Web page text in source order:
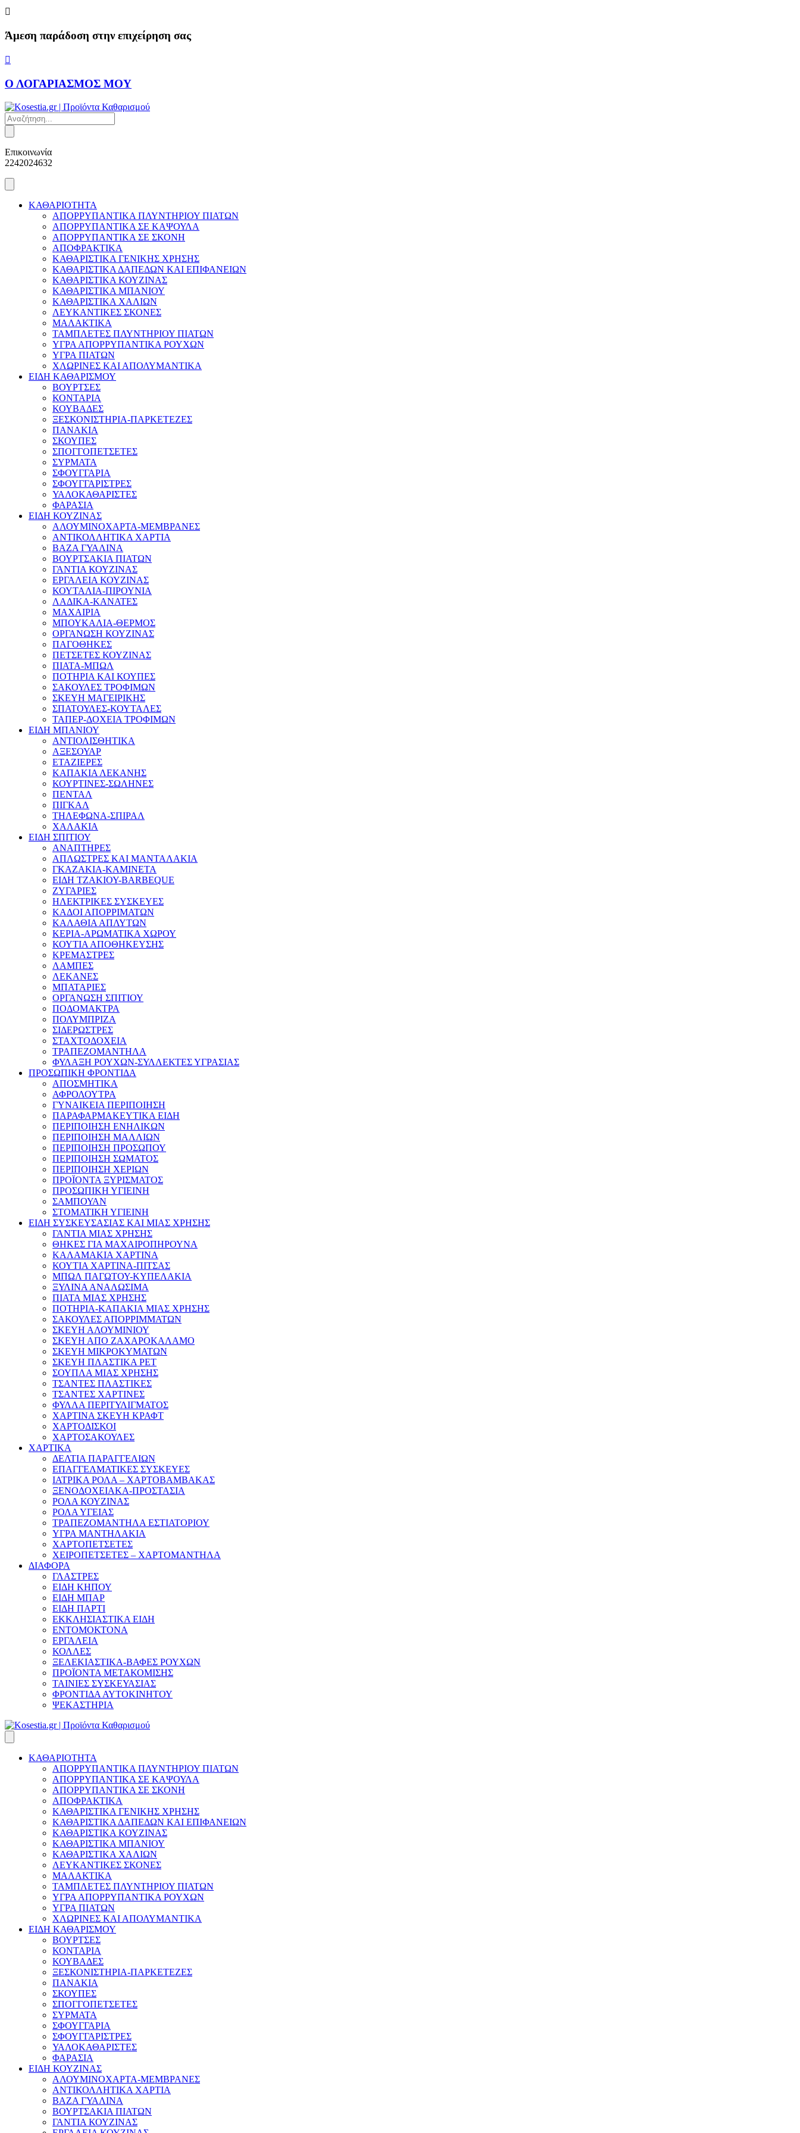
Skip
content
Άμεση παράδοση στην επιχείρηση σας
Ο ΛΟΓΑΡΙΑΣΜΟΣ ΜΟΥ
Products
search
Επικοινωνία
2242024632
ΚΑΘΑΡΙΟΤΗΤΑ
ΑΠΟΡΡΥΠΑΝΤΙΚΑ ΠΛΥΝΤΗΡΙΟΥ ΠΙΑΤΩΝ
ΑΠΟΡΡΥΠΑΝΤΙΚΑ ΣΕ ΚΑΨΟΥΛΑ
ΑΠΟΡΡΥΠΑΝΤΙΚΑ ΣΕ ΣΚΟΝΗ
ΑΠΟΦΡΑΚΤΙΚΑ
ΚΑΘΑΡΙΣΤΙΚΑ ΓΕΝΙΚΗΣ ΧΡΗΣΗΣ
ΚΑΘΑΡΙΣΤΙΚΑ ΔΑΠΕΔΩΝ ΚΑΙ ΕΠΙΦΑΝΕΙΩΝ
ΚΑΘΑΡΙΣΤΙΚΑ ΚΟΥΖΙΝΑΣ
ΚΑΘΑΡΙΣΤΙΚΑ ΜΠΑΝΙΟΥ
ΚΑΘΑΡΙΣΤΙΚΑ ΧΑΛΙΩΝ
ΛΕΥΚΑΝΤΙΚΕΣ ΣΚΟΝΕΣ
ΜΑΛΑΚΤΙΚΑ
ΤΑΜΠΛΕΤΕΣ ΠΛΥΝΤΗΡΙΟΥ ΠΙΑΤΩΝ
ΥΓΡΑ ΑΠΟΡΡΥΠΑΝΤΙΚΑ ΡΟΥΧΩΝ
ΥΓΡΑ ΠΙΑΤΩΝ
ΧΛΩΡΙΝΕΣ ΚΑΙ ΑΠΟΛΥΜΑΝΤΙΚΑ
ΕΙΔΗ ΚΑΘΑΡΙΣΜΟΥ
ΒΟΥΡΤΣΕΣ
ΚΟΝΤΑΡΙΑ
ΚΟΥΒΑΔΕΣ
ΞΕΣΚΟΝΙΣΤΗΡΙΑ-ΠΑΡΚΕΤΕΖΕΣ
ΠΑΝΑΚΙΑ
ΣΚΟΥΠΕΣ
ΣΠΟΓΓΟΠΕΤΣΕΤΕΣ
ΣΥΡΜΑΤΑ
ΣΦΟΥΓΓΑΡΙΑ
ΣΦΟΥΓΓΑΡΙΣΤΡΕΣ
ΥΑΛΟΚΑΘΑΡΙΣΤΕΣ
ΦΑΡΑΣΙΑ
ΕΙΔΗ ΚΟΥΖΙΝΑΣ
ΑΛΟΥΜΙΝΟΧΑΡΤΑ-ΜΕΜΒΡΑΝΕΣ
ΑΝΤΙΚΟΛΛΗΤΙΚΑ ΧΑΡΤΙΑ
ΒΑΖΑ ΓΥΑΛΙΝΑ
ΒΟΥΡΤΣΑΚΙΑ ΠΙΑΤΩΝ
ΓΑΝΤΙΑ ΚΟΥΖΙΝΑΣ
ΕΡΓΑΛΕΙΑ ΚΟΥΖΙΝΑΣ
ΚΟΥΤΑΛΙΑ-ΠΙΡΟΥΝΙΑ
ΛΑΔΙΚΑ-ΚΑΝΑΤΕΣ
ΜΑΧΑΙΡΙΑ
ΜΠΟΥΚΑΛΙΑ-ΘΕΡΜΟΣ
ΟΡΓΑΝΩΣΗ ΚΟΥΖΙΝΑΣ
ΠΑΓΟΘΗΚΕΣ
ΠΕΤΣΕΤΕΣ ΚΟΥΖΙΝΑΣ
ΠΙΑΤΑ-ΜΠΩΛ
ΠΟΤΗΡΙΑ ΚΑΙ ΚΟΥΠΕΣ
ΣΑΚΟΥΛΕΣ ΤΡΟΦΙΜΩΝ
ΣΚΕΥΗ ΜΑΓΕΙΡΙΚΗΣ
ΣΠΑΤΟΥΛΕΣ-ΚΟΥΤΑΛΕΣ
ΤΑΠΕΡ-ΔΟΧΕΙΑ ΤΡΟΦΙΜΩΝ
ΕΙΔΗ ΜΠΑΝΙΟΥ
ΑΝΤΙΟΛΙΣΘΗΤΙΚΑ
ΑΞΕΣΟΥΑΡ
ΕΤΑΖΙΕΡΕΣ
ΚΑΠΑΚΙΑ ΛΕΚΑΝΗΣ
ΚΟΥΡΤΙΝΕΣ-ΣΩΛΗΝΕΣ
ΠΕΝΤΑΛ
ΠΙΓΚΑΛ
ΤΗΛΕΦΩΝΑ-ΣΠΙΡΑΛ
ΧΑΛΑΚΙΑ
ΕΙΔΗ ΣΠΙΤΙΟΥ
ΑΝΑΠΤΗΡΕΣ
ΑΠΛΩΣΤΡΕΣ ΚΑΙ ΜΑΝΤΑΛΑΚΙΑ
ΓΚΑΖΑΚΙΑ-ΚΑΜΙΝΕΤΑ
ΕΙΔΗ ΤΖΑΚΙΟΥ-BARBEQUE
ΖΥΓΑΡΙΕΣ
ΗΛΕΚΤΡΙΚΕΣ ΣΥΣΚΕΥΕΣ
ΚΑΔΟΙ ΑΠΟΡΡΙΜΑΤΩΝ
ΚΑΛΑΘΙΑ ΑΠΛΥΤΩΝ
ΚΕΡΙΑ-ΑΡΩΜΑΤΙΚΑ ΧΩΡΟΥ
ΚΟΥΤΙΑ ΑΠΟΘΗΚΕΥΣΗΣ
ΚΡΕΜΑΣΤΡΕΣ
ΛΑΜΠΕΣ
ΛΕΚΑΝΕΣ
ΜΠΑΤΑΡΙΕΣ
ΟΡΓΑΝΩΣΗ ΣΠΙΤΙΟΥ
ΠΟΔΟΜΑΚΤΡΑ
ΠΟΛΥΜΠΡΙΖΑ
ΣΙΔΕΡΩΣΤΡΕΣ
ΣΤΑΧΤΟΔΟΧΕΙΑ
ΤΡΑΠΕΖΟΜΑΝΤΗΛΑ
ΦΥΛΑΞΗ ΡΟΥΧΩΝ-ΣΥΛΛΕΚΤΕΣ ΥΓΡΑΣΙΑΣ
ΠΡΟΣΩΠΙΚΗ ΦΡΟΝΤΙΔΑ
ΑΠΟΣΜΗΤΙΚΑ
ΑΦΡΟΛΟΥΤΡΑ
ΓΥΝΑΙΚΕΙΑ ΠΕΡΙΠΟΙΗΣΗ
ΠΑΡΑΦΑΡΜΑΚΕΥΤΙΚΑ ΕΙΔΗ
ΠΕΡΙΠΟΙΗΣΗ ΕΝΗΛΙΚΩΝ
ΠΕΡΙΠΟΙΗΣΗ ΜΑΛΛΙΩΝ
ΠΕΡΙΠΟΙΗΣΗ ΠΡΟΣΩΠΟΥ
ΠΕΡΙΠΟΙΗΣΗ ΣΩΜΑΤΟΣ
ΠΕΡΙΠΟΙΗΣΗ ΧΕΡΙΩΝ
ΠΡΟΪΟΝΤΑ ΞΥΡΙΣΜΑΤΟΣ
ΠΡΟΣΩΠΙΚΗ ΥΓΙΕΙΝΗ
ΣΑΜΠΟΥΑΝ
ΣΤΟΜΑΤΙΚΗ ΥΓΙΕΙΝΗ
ΕΙΔΗ ΣΥΣΚΕΥΣΑΣΙΑΣ ΚΑΙ ΜΙΑΣ ΧΡΗΣΗΣ
ΓΑΝΤΙΑ ΜΙΑΣ ΧΡΗΣΗΣ
ΘΗΚΕΣ ΓΙΑ ΜΑΧΑΙΡΟΠΗΡΟΥΝΑ
ΚΑΛΑΜΑΚΙΑ ΧΑΡΤΙΝΑ
ΚΟΥΤΙΑ ΧΑΡΤΙΝΑ-ΠΙΤΣΑΣ
ΜΠΩΛ ΠΑΓΩΤΟΥ-ΚΥΠΕΛΑΚΙΑ
ΞΥΛΙΝΑ ΑΝΑΛΩΣΙΜΑ
ΠΙΑΤΑ ΜΙΑΣ ΧΡΗΣΗΣ
ΠΟΤΗΡΙΑ-ΚΑΠΑΚΙΑ ΜΙΑΣ ΧΡΗΣΗΣ
ΣΑΚΟΥΛΕΣ ΑΠΟΡΡΙΜΜΑΤΩΝ
ΣΚΕΥΗ ΑΛΟΥΜΙΝΙΟΥ
ΣΚΕΥΗ ΑΠΟ ΖΑΧΑΡΟΚΑΛΑΜΟ
ΣΚΕΥΗ ΜΙΚΡΟΚΥΜΑΤΩΝ
ΣΚΕΥΗ ΠΛΑΣΤΙΚΑ PET
ΣΟΥΠΛΑ ΜΙΑΣ ΧΡΗΣΗΣ
ΤΣΑΝΤΕΣ ΠΛΑΣΤΙΚΕΣ
ΤΣΑΝΤΕΣ ΧΑΡΤΙΝΕΣ
ΦΥΛΛΑ ΠΕΡΙΤΥΛΙΓΜΑΤΟΣ
ΧΑΡΤΙΝΑ ΣΚΕΥΗ ΚΡΑΦΤ
ΧΑΡΤΟΔΙΣΚΟΙ
ΧΑΡΤΟΣΑΚΟΥΛΕΣ
ΧΑΡΤΙΚΑ
ΔΕΛΤΙΑ ΠΑΡΑΓΓΕΛΙΩΝ
ΕΠΑΓΓΕΛΜΑΤΙΚΕΣ ΣΥΣΚΕΥΕΣ
ΙΑΤΡΙΚΑ ΡΟΛΑ – ΧΑΡΤΟΒΑΜΒΑΚΑΣ
ΞΕΝΟΔΟΧΕΙΑΚΑ-ΠΡΟΣΤΑΣΙΑ
ΡΟΛΑ ΚΟΥΖΙΝΑΣ
ΡΟΛΑ ΥΓΕΙΑΣ
ΤΡΑΠΕΖΟΜΑΝΤΗΛΑ ΕΣΤΙΑΤΟΡΙΟΥ
ΥΓΡΑ ΜΑΝΤΗΛΑΚΙΑ
ΧΑΡΤΟΠΕΤΣΕΤΕΣ
ΧΕΙΡΟΠΕΤΣΕΤΕΣ – ΧΑΡΤΟΜΑΝΤΗΛΑ
ΔΙΑΦΟΡΑ
ΓΛΑΣΤΡΕΣ
ΕΙΔΗ ΚΗΠΟΥ
ΕΙΔΗ ΜΠΑΡ
ΕΙΔΗ ΠΑΡΤΙ
ΕΚΚΛΗΣΙΑΣΤΙΚΑ ΕΙΔΗ
ΕΝΤΟΜΟΚΤΟΝΑ
ΕΡΓΑΛΕΙΑ
ΚΟΛΛΕΣ
ΞΕΛΕΚΙΑΣΤΙΚΑ-ΒΑΦΕΣ ΡΟΥΧΩΝ
ΠΡΟΪΟΝΤΑ ΜΕΤΑΚΟΜΙΣΗΣ
ΤΑΙΝΙΕΣ ΣΥΣΚΕΥΑΣΙΑΣ
ΦΡΟΝΤΙΔΑ ΑΥΤΟΚΙΝΗΤΟΥ
ΨΕΚΑΣΤΗΡΙΑ
ΚΑΘΑΡΙΟΤΗΤΑ
ΑΠΟΡΡΥΠΑΝΤΙΚΑ ΠΛΥΝΤΗΡΙΟΥ ΠΙΑΤΩΝ
ΑΠΟΡΡΥΠΑΝΤΙΚΑ ΣΕ ΚΑΨΟΥΛΑ
ΑΠΟΡΡΥΠΑΝΤΙΚΑ ΣΕ ΣΚΟΝΗ
ΑΠΟΦΡΑΚΤΙΚΑ
ΚΑΘΑΡΙΣΤΙΚΑ ΓΕΝΙΚΗΣ ΧΡΗΣΗΣ
ΚΑΘΑΡΙΣΤΙΚΑ ΔΑΠΕΔΩΝ ΚΑΙ ΕΠΙΦΑΝΕΙΩΝ
ΚΑΘΑΡΙΣΤΙΚΑ ΚΟΥΖΙΝΑΣ
ΚΑΘΑΡΙΣΤΙΚΑ ΜΠΑΝΙΟΥ
ΚΑΘΑΡΙΣΤΙΚΑ ΧΑΛΙΩΝ
ΛΕΥΚΑΝΤΙΚΕΣ ΣΚΟΝΕΣ
ΜΑΛΑΚΤΙΚΑ
ΤΑΜΠΛΕΤΕΣ ΠΛΥΝΤΗΡΙΟΥ ΠΙΑΤΩΝ
ΥΓΡΑ ΑΠΟΡΡΥΠΑΝΤΙΚΑ ΡΟΥΧΩΝ
ΥΓΡΑ ΠΙΑΤΩΝ
ΧΛΩΡΙΝΕΣ ΚΑΙ ΑΠΟΛΥΜΑΝΤΙΚΑ
ΕΙΔΗ ΚΑΘΑΡΙΣΜΟΥ
ΒΟΥΡΤΣΕΣ
ΚΟΝΤΑΡΙΑ
ΚΟΥΒΑΔΕΣ
ΞΕΣΚΟΝΙΣΤΗΡΙΑ-ΠΑΡΚΕΤΕΖΕΣ
ΠΑΝΑΚΙΑ
ΣΚΟΥΠΕΣ
ΣΠΟΓΓΟΠΕΤΣΕΤΕΣ
ΣΥΡΜΑΤΑ
ΣΦΟΥΓΓΑΡΙΑ
ΣΦΟΥΓΓΑΡΙΣΤΡΕΣ
ΥΑΛΟΚΑΘΑΡΙΣΤΕΣ
ΦΑΡΑΣΙΑ
ΕΙΔΗ ΚΟΥΖΙΝΑΣ
ΑΛΟΥΜΙΝΟΧΑΡΤΑ-ΜΕΜΒΡΑΝΕΣ
ΑΝΤΙΚΟΛΛΗΤΙΚΑ ΧΑΡΤΙΑ
ΒΑΖΑ ΓΥΑΛΙΝΑ
ΒΟΥΡΤΣΑΚΙΑ ΠΙΑΤΩΝ
ΓΑΝΤΙΑ ΚΟΥΖΙΝΑΣ